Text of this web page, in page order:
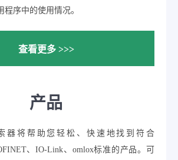
程序中的使用情况。
查看更多 >>>
产品
器将帮助您轻松、快速地找到符合
、IO-Link、omlox标准的产品。可